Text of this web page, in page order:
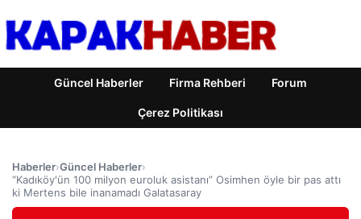
Güncel Haberler Firma Rehberi Forum
Çerez Politikası
Haberler›Güncel Haberler›
“Kadıköy'ün 100 milyon euroluk asistanı” Osimhen öyle bir pas attı
ki Mertens bile inanamadı Galatasaray